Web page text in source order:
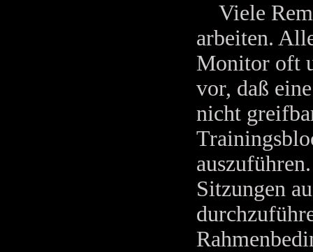
Viele
arbeiten.
Monitor oft
vor, daß
nicht
Sitzungen